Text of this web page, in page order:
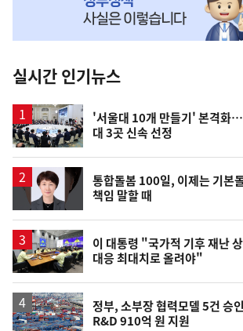
뉴
스
실시간 인기뉴스
'서울대 10개 만들기' 본격화
대 3곳 신속 선정
통합돌봄 100일, 이제는 기본
책임 말할 때
이 대통령 "국가적 기후 재난
대응 최대치로 올려야"
정부, 소부장 협력모델 5건 승
R&D 910억 원 지원